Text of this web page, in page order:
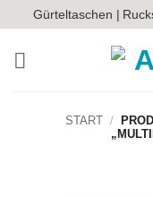
Inhalt
springen
Gürteltaschen |
START /